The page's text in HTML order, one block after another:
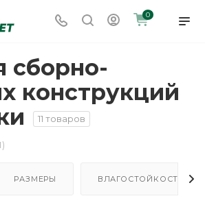
0
сборно-
конструкций
11 товаров
РАЗМЕРЫ ВЛАГОСТОЙКОСТЬ